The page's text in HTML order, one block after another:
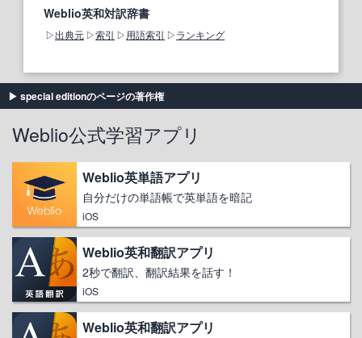
Weblio英和対訳辞書
出典元 索引 用語索引 ランキング
special editionのページの著作権
Weblio公式学習アプリ
Weblio英単語アプリ
自分だけの単語帳で英単語を暗記
iOS
Weblio英和翻訳アプリ
2秒で翻訳、翻訳結果を話す！
iOS
Weblio英和翻訳アプリ